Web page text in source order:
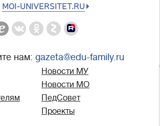
MOI-UNIVERSITET.RU
нам: gazeta@edu-family.ru
Новости МУ
Новости МО
ПедСовет
Проекты